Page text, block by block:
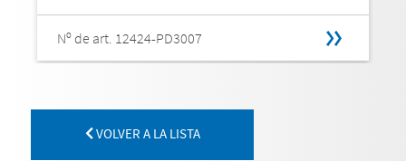
Nº de art. 12424-PD3007
VOLVER A LA LISTA